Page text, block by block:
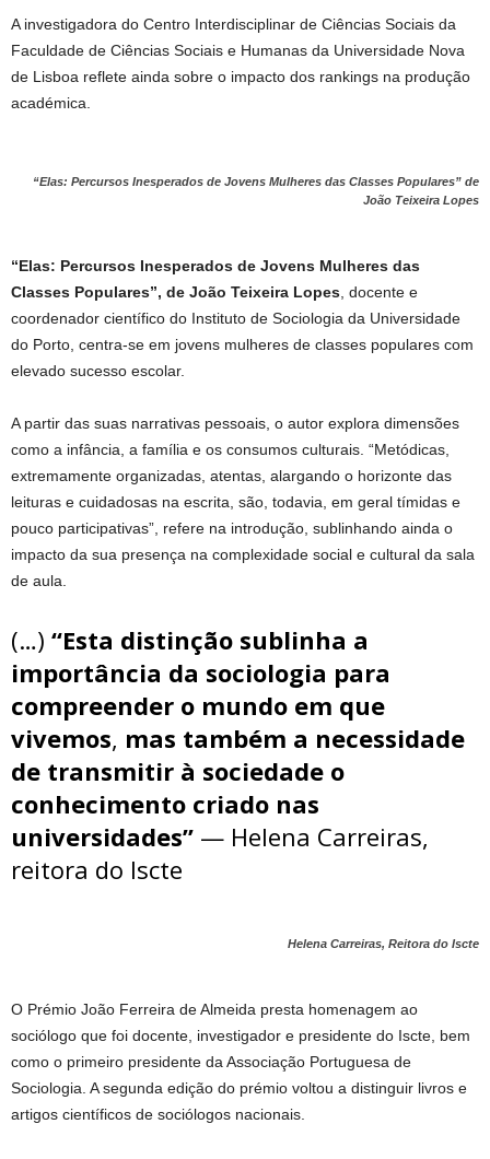
A investigadora do Centro Interdisciplinar de Ciências Sociais da
Faculdade de Ciências Sociais e Humanas da Universidade Nova
de Lisboa reflete ainda sobre o impacto dos rankings na produção
académica.
“Elas: Percursos Inesperados de Jovens Mulheres das Classes Populares” de
João Teixeira Lopes
“Elas: Percursos Inesperados de Jovens Mulheres das
Classes Populares”, de João Teixeira Lopes , docente e
coordenador científico do Instituto de Sociologia da Universidade
do Porto, centra-se em jovens mulheres de classes populares com
elevado sucesso escolar.
A partir das suas narrativas pessoais, o autor explora dimensões
como a infância, a família e os consumos culturais. “Metódicas,
extremamente organizadas, atentas, alargando o horizonte das
leituras e cuidadosas na escrita, são, todavia, em geral tímidas e
pouco participativas”, refere na introdução, sublinhando ainda o
impacto da sua presença na complexidade social e cultural da sala
de aula.
(…) “Esta distinção sublinha a
importância da sociologia para
compreender o mundo em que
vivemos, mas também a necessidade
de transmitir à sociedade o
conhecimento criado nas
universidades” — Helena Carreiras,
reitora do Iscte
Helena Carreiras, Reitora do Iscte
O Prémio João Ferreira de Almeida presta homenagem ao
sociólogo que foi docente, investigador e presidente do Iscte, bem
como o primeiro presidente da Associação Portuguesa de
Sociologia. A segunda edição do prémio voltou a distinguir livros e
artigos científicos de sociólogos nacionais.